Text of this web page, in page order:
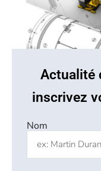
Actualité
inscrivez
Nom